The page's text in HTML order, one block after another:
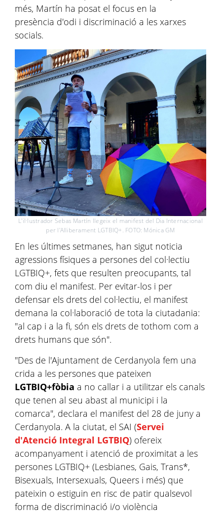
més, Martín ha posat el focus en la
presència d'odi i discriminació a les xarxes
socials.
L'il·lustrador Sebas Martín llegeix el manifest del Dia Internacional
per l'Alliberament LGTBIQ+. FOTO: Mónica GM
En les últimes setmanes, han sigut noticia
agressions físiques a persones del col·lectiu
LGTBIQ+, fets que resulten preocupants, tal
com diu el manifest. Per evitar-los i per
defensar els drets del col·lectiu, el manifest
demana la col·laboració de tota la ciutadania:
"al cap i a la fi, són els drets de tothom com a
drets humans que són".
"Des de l'Ajuntament de Cerdanyola fem una
crida a les persones que pateixen
LGTBIQ+fòbia a no callar i a utilitzar els canals
que tenen al seu abast al municipi i la
comarca", declara el manifest del 28 de juny a
Cerdanyola. A la ciutat, el SAI (Servei
d'Atenció Integral LGTBIQ) ofereix
acompanyament i atenció de proximitat a les
persones LGTBIQ+ (Lesbianes, Gais, Trans*,
Bisexuals, Intersexuals, Queers i més) que
pateixin o estiguin en risc de patir qualsevol
forma de discriminació i/o violència